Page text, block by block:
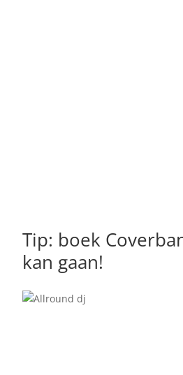
Tip: boek
kan gaan!